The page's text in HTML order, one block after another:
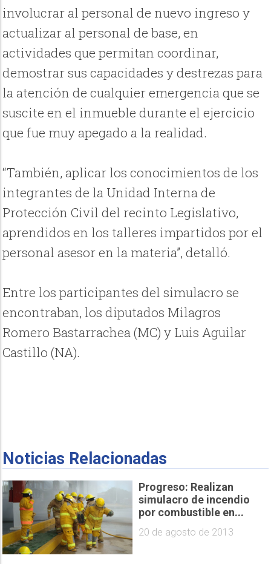
involucrar al personal de nuevo ingreso y
actualizar al personal de base, en
actividades que permitan coordinar,
demostrar sus capacidades y destrezas para
la atención de cualquier emergencia que se
suscite en el inmueble durante el ejercicio
que fue muy apegado a la realidad.
“También, aplicar los conocimientos de los
integrantes de la Unidad Interna de
Protección Civil del recinto Legislativo,
aprendidos en los talleres impartidos por el
personal asesor en la materia”, detalló.
Entre los participantes del simulacro se
encontraban, los diputados Milagros
Romero Bastarrachea (MC) y Luis Aguilar
Castillo (NA).
Noticias Relacionadas
Progreso: Realizan
simulacro de incendio
por combustible en...
20 de agosto de 2013